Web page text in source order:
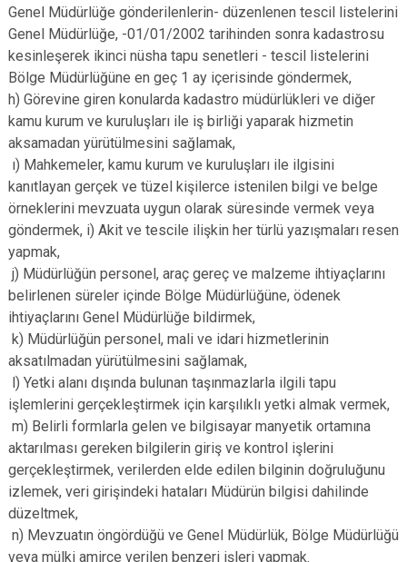
Genel Müdürlüğe gönderilenlerin- düzenlenen tescil listelerini
Genel Müdürlüğe, -01/01/2002 tarihinden sonra kadastrosu
kesinleşerek ikinci nüsha tapu senetleri - tescil listelerini
Bölge Müdürlüğüne en geç 1 ay içerisinde göndermek,
h) Görevine giren konularda kadastro müdürlükleri ve diğer
kamu kurum ve kuruluşları ile iş birliği yaparak hizmetin
aksamadan yürütülmesini sağlamak,
ı) Mahkemeler, kamu kurum ve kuruluşları ile ilgisini
kanıtlayan gerçek ve tüzel kişilerce istenilen bilgi ve belge
örneklerini mevzuata uygun olarak süresinde vermek veya
göndermek, i) Akit ve tescile ilişkin her türlü yazışmaları resen
yapmak,
j) Müdürlüğün personel, araç gereç ve malzeme ihtiyaçlarını
belirlenen süreler içinde Bölge Müdürlüğüne, ödenek
ihtiyaçlarını Genel Müdürlüğe bildirmek,
k) Müdürlüğün personel, mali ve idari hizmetlerinin
aksatılmadan yürütülmesini sağlamak,
l) Yetki alanı dışında bulunan taşınmazlarla ilgili tapu
işlemlerini gerçekleştirmek için karşılıklı yetki almak vermek,
m) Belirli formlarla gelen ve bilgisayar manyetik ortamına
aktarılması gereken bilgilerin giriş ve kontrol işlerini
gerçekleştirmek, verilerden elde edilen bilginin doğruluğunu
izlemek, veri girişindeki hataları Müdürün bilgisi dahilinde
düzeltmek,
n) Mevzuatın öngördüğü ve Genel Müdürlük, Bölge Müdürlüğü
veya mülki amirce verilen benzeri işleri yapmak.